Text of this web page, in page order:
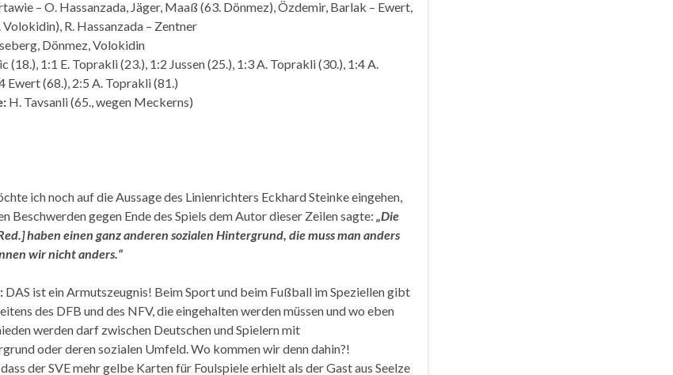
– O. Hassanzada, Jäger, Maaß (63. Dönmez), Özdemir, Barlak – Ewert,
Volokidin), R. Hassanzada – Zentner
Dönmez, Volokidin
(18.), 1:1 E. Toprakli (23.), 1:2 Jussen (25.), 1:3 A. Toprakli (30.), 1:4 A.
Ewert (68.), 2:5 A. Toprakli (81.)
H. Tavsanli (65., wegen Meckerns)
ich noch auf die Aussage des Linienrichters Eckhard Steinke eingehen,
Beschwerden gegen Ende des Spiels dem Autor dieser Zeilen sagte: „Die
haben einen ganz anderen sozialen Hintergrund, die muss man anders
wir nicht anders.“
DAS ist ein Armutszeugnis! Beim Sport und beim Fußball im Speziellen gibt
des DFB und des NFV, die eingehalten werden müssen und wo eben
werden darf zwischen Deutschen und Spielern mit
oder deren sozialen Umfeld. Wo kommen wir denn dahin?!
der SVE mehr gelbe Karten für Foulspiele erhielt als der Gast aus Seelze